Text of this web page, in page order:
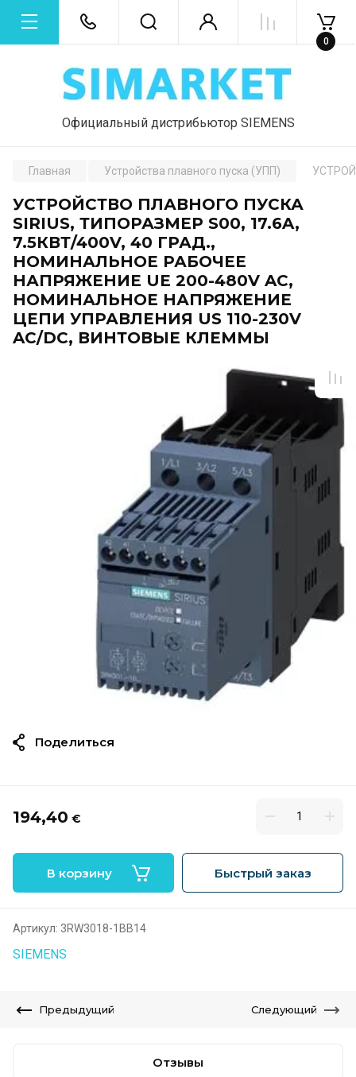
Официальный дистрибьютор SIEMENS
0
Главная Устройства плавного пуска (УПП)
УСТРОЙСТВО ПЛАВНОГО ПУСКА
SIRIUS, ТИПОРАЗМЕР S00, 17.6A,
7.5КВТ/400V, 40 ГРАД.,
НОМИНАЛЬНОЕ РАБОЧЕЕ
НАПРЯЖЕНИЕ UE 200-480V AC,
НОМИНАЛЬНОЕ НАПРЯЖЕНИЕ
ЦЕПИ УПРАВЛЕНИЯ US 110-230V
AC/DC, ВИНТОВЫЕ КЛЕММЫ
194,40 €
В корзину Быстрый заказ
Артикул: 3RW3018-1BB14
SIEMENS
Поделиться
Предыдущий Следующий
Отзывы